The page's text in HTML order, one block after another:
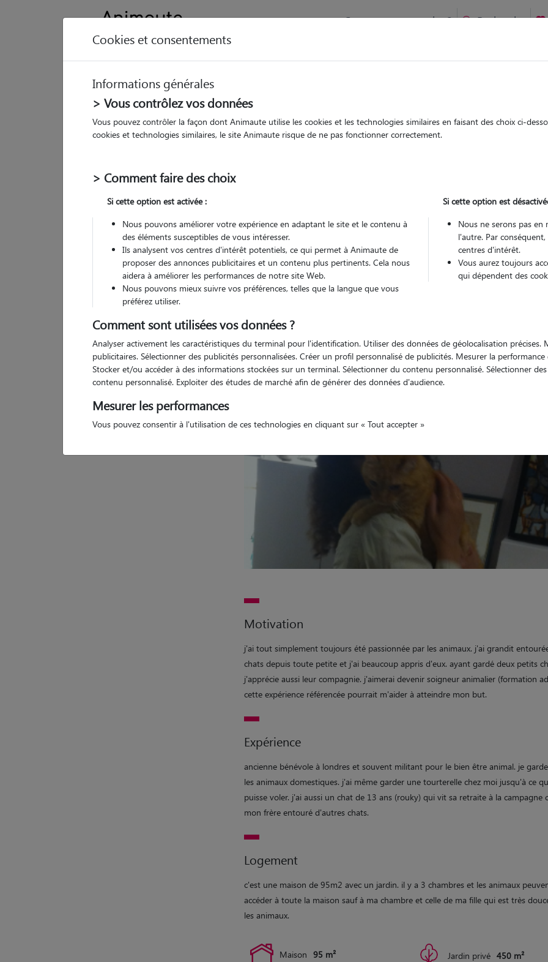
Comment ça marche ? Recherche
1 avis)
5/5
Myriam
Garde
chez le Pet Sitter
Pas d'animaux Maison Non véhiculé
Motivation
j'ai tout simplement toujours été passionnée par les animaux. j'ai grandit
chats depuis toute petite et j'ai beaucoup appris d'eux. ayant gardé deux petits
j'apprécie aussi leur compagnie. j'aimerai devenir soigneur animalier (formation
cette expérience référencée pourrait m'aider à atteindre mon but.
Expérience
ancienne bénévole à londres et souvent militant pour le bien être animal. je
les animaux domestiques. j'ai même garder une tourterelle chez moi jusqu'à ce
puisse voler. j'ai aussi un chat de 13 ans (rouky) qui vit sa retraite à la campagne
mon frère entouré d'autres chats.
Logement
c'est une maison de 95m2 avec un jardin. il y a 3 chambres et les animaux
accéder à toute la maison sauf à ma chambre et celle de ma fille qui est très
les animaux.
Maison 95 m² Jardin privé 450 m²
Cookies et consentements
Informations générales
> Vous contrôlez vos données
Vous pouvez contrôler la façon dont Animaute utilise les cookies et les technologies similaires en faisant des choix ci-
cookies et technologies similaires, le site Animaute risque de ne pas fonctionner correctement.
> Comment faire des choix
Si cette option est activée :
Nous pouvons améliorer votre expérience en adaptant le site et le contenu à
des éléments susceptibles de vous intéresser.
Ils analysent vos centres d'intérêt potentiels, ce qui permet à Animaute de
proposer des annonces publicitaires et un contenu plus pertinents. Cela nous
aidera à améliorer les performances de notre site Web.
Nous pouvons mieux suivre vos préférences, telles que la langue que vous
préférez utiliser.
Si cette option est
Nous ne serons pas en
l'autre. Par
centres d'intérêt.
Vous aurez toujours
qui dépendent des
Comment sont utilisées vos données ?
Analyser activement les caractéristiques du terminal pour l'identification. Utiliser des données de géolocalisation précises.
publicitaires. Sélectionner des publicités personnalisées. Créer un profil personnalisé de publicités. Mesurer la
Stocker et/ou accéder à des informations stockées sur un terminal. Sélectionner du contenu personnalisé. Sélectionner
contenu personnalisé. Exploiter des études de marché afin de générer des données d'audience.
Mesurer les performances
Vous pouvez consentir à l'utilisation de ces technologies en cliquant sur « Tout accepter »